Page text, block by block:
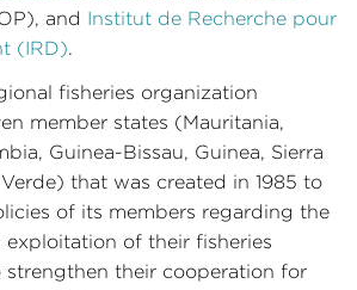
and Institut de Recherche pour
(IRD).
fisheries organization
member states (Mauritania,
Guinea-Bissau, Guinea, Sierra
that was created in 1985 to
of its members regarding the
exploitation of their fisheries
strengthen their cooperation for